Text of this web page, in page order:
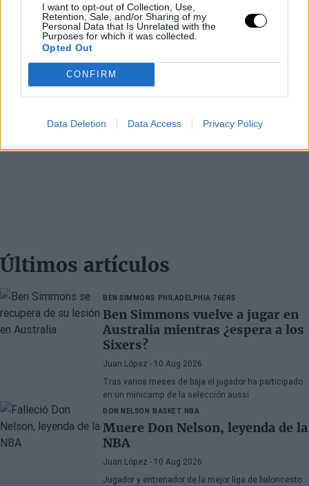
I want to opt-out of Collection, Use,
Retention, Sale, and/or Sharing of my
Personal Data that Is Unrelated with the
Purposes for which it was collected.
Opted Out
CONFIRM
Data Deletion Data Access Privacy Policy
Últimos artículos
BEN SIMMONS PHILADELPHIA 76ERS
Ben Simmons vuelve a jugar en
Australia mientras ¿espera a los
Sixers?
Juan López - 10 Aug 2026
Tras varios meses de baja el jugador ha participado
en un minicamp de la selección aussi
DON NELSON BASKET NBA
Muere Don Nelson, leyenda de la
NBA
Juan López - 10 Aug 2026
Jugador y entrenador de la mejor liga de baloncesto